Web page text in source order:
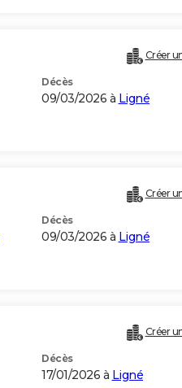
Créer
Décès
09/03/2026 à Ligné
Créer
Décès
09/03/2026 à Ligné
Créer
Décès
17/01/2026 à Ligné